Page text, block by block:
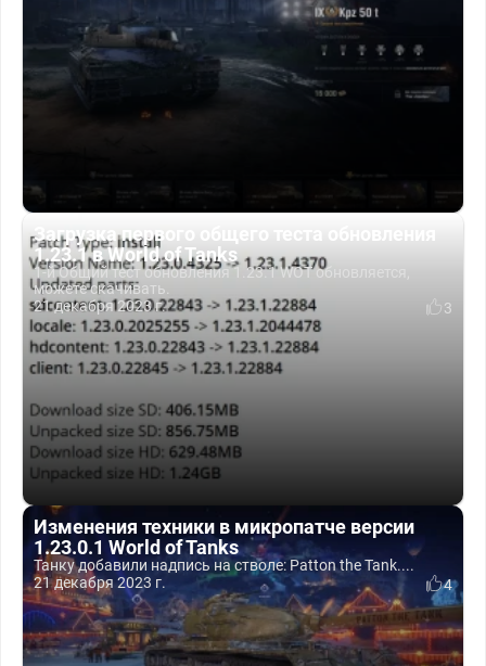
Загрузка первого общего теста обновления
1.23.1 в World of Tanks
1-й Общий тест обновления 1.23.1 WOT обновляется,
можете скачивать.
21 декабря 2023 г.
3
Изменения техники в микропатче версии
1.23.0.1 World of Tanks
Танку добавили надпись на стволе: Patton the Tank....
21 декабря 2023 г.
4